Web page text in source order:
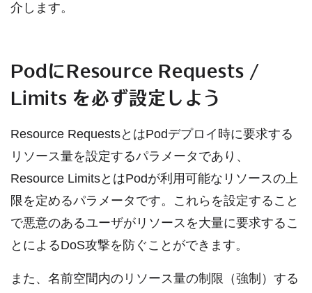
介します。
PodにResource Requests /
Limits を必ず設定しよう
Resource RequestsとはPodデプロイ時に要求する
リソース量を設定するパラメータであり、
Resource LimitsとはPodが利用可能なリソースの上
限を定めるパラメータです。これらを設定すること
で悪意のあるユーザがリソースを大量に要求するこ
とによるDoS攻撃を防ぐことができます。
また、名前空間内のリソース量の制限（強制）する